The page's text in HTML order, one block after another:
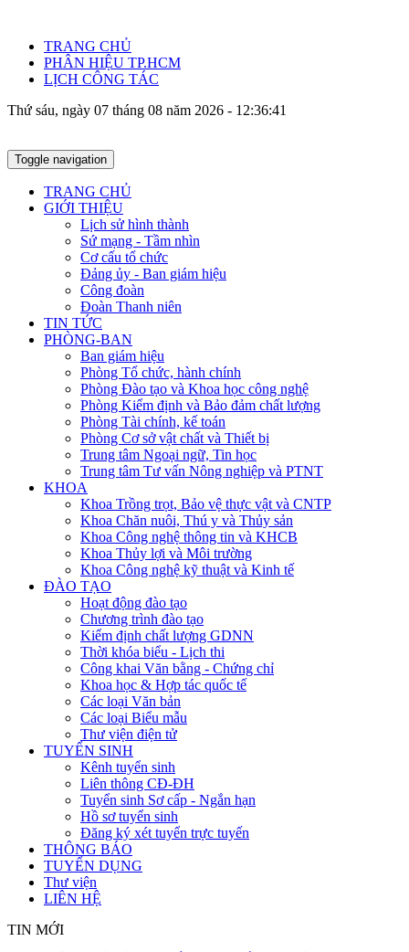
TRANG CHỦ
PHÂN HIỆU TP.HCM
LỊCH CÔNG TÁC
Thứ sáu, ngày 07 tháng 08 năm 2026 - 12:36:41
Toggle navigation
TRANG CHỦ
GIỚI THIỆU
Lịch sử hình thành
Sứ mạng - Tầm nhìn
Cơ cấu tổ chức
Đảng ủy - Ban giám hiệu
Công đoàn
Đoàn Thanh niên
TIN TỨC
PHÒNG-BAN
Ban giám hiệu
Phòng Tổ chức, hành chính
Phòng Đào tạo và Khoa học công nghệ
Phòng Kiểm định và Bảo đảm chất lượng
Phòng Tài chính, kế toán
Phòng Cơ sở vật chất và Thiết bị
Trung tâm Ngoại ngữ, Tin học
Trung tâm Tư vấn Nông nghiệp và PTNT
KHOA
Khoa Trồng trọt, Bảo vệ thực vật và CNTP
Khoa Chăn nuôi, Thú y và Thủy sản
Khoa Công nghệ thông tin và KHCB
Khoa Thủy lợi và Môi trường
Khoa Công nghệ kỹ thuật và Kinh tế
ĐÀO TẠO
Hoạt động đào tạo
Chương trình đào tạo
Kiểm định chất lượng GDNN
Thời khóa biểu - Lịch thi
Công khai Văn bằng - Chứng chỉ
Khoa học & Hợp tác quốc tế
Các loại Văn bản
Các loại Biểu mẫu
Thư viện điện tử
TUYỂN SINH
Kênh tuyển sinh
Liên thông CĐ-ĐH
Tuyển sinh Sơ cấp - Ngắn hạn
Hồ sơ tuyển sinh
Đăng ký xét tuyển trực tuyến
THÔNG BÁO
TUYỂN DỤNG
Thư viện
LIÊN HỆ
TIN MỚI